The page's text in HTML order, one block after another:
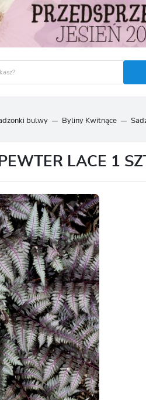
Zapomniałem hasła
SIĘ
bulwy Byliny Kwitnące
LACE 1